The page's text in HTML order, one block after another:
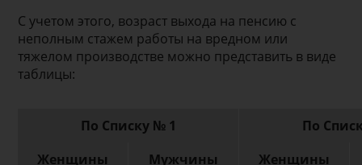
С учетом этого, возраст выхода на пенсию с
неполным стажем работы на вредном или
тяжелом производстве можно представить в виде
таблицы:
По Списку № 1
По
Женщины
Мужчины Женщины